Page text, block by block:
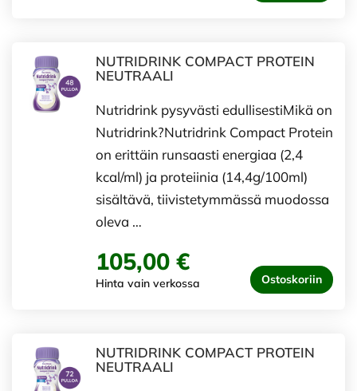
NUTRIDRINK COMPACT PROTEIN
NEUTRAALI
Nutridrink pysyvästi edullisestiMikä on
Nutridrink?Nutridrink Compact Protein
on erittäin runsaasti energiaa (2,4
kcal/ml) ja proteiinia (14,4g/100ml)
sisältävä, tiivistetymmässä muodossa
oleva …
105,00 €
Hinta vain verkossa Ostoskoriin
NUTRIDRINK COMPACT PROTEIN
NEUTRAALI